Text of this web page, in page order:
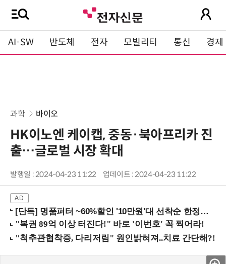
AI·SW 반도체 전자 모빌리티 통신 경제
과학 바이오
HK이노엔 케이캡, 중동·북아프리카 진
출…글로벌 시장 확대
발행일 : 2024-04-23 11:22 업데이트 : 2024-04-23 11:22
[단독] 명품퍼터 ~60%할인 '10만원'대 선착순 한정판매!